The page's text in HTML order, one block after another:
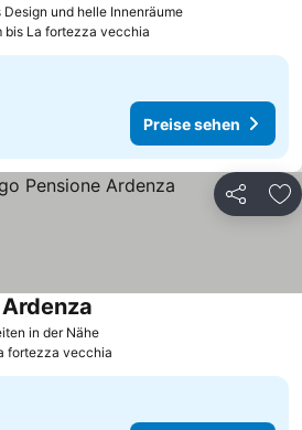
Design und helle Innenräume
bis La fortezza vecchia
Preise sehen
Teilen
in der Nähe
fortezza vecchia